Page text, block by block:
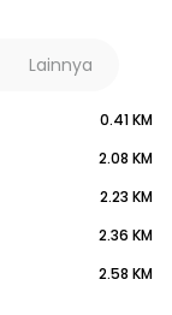
Lainnya
0.41 KM
2.08 KM
2.23 KM
2.36 KM
2.58 KM